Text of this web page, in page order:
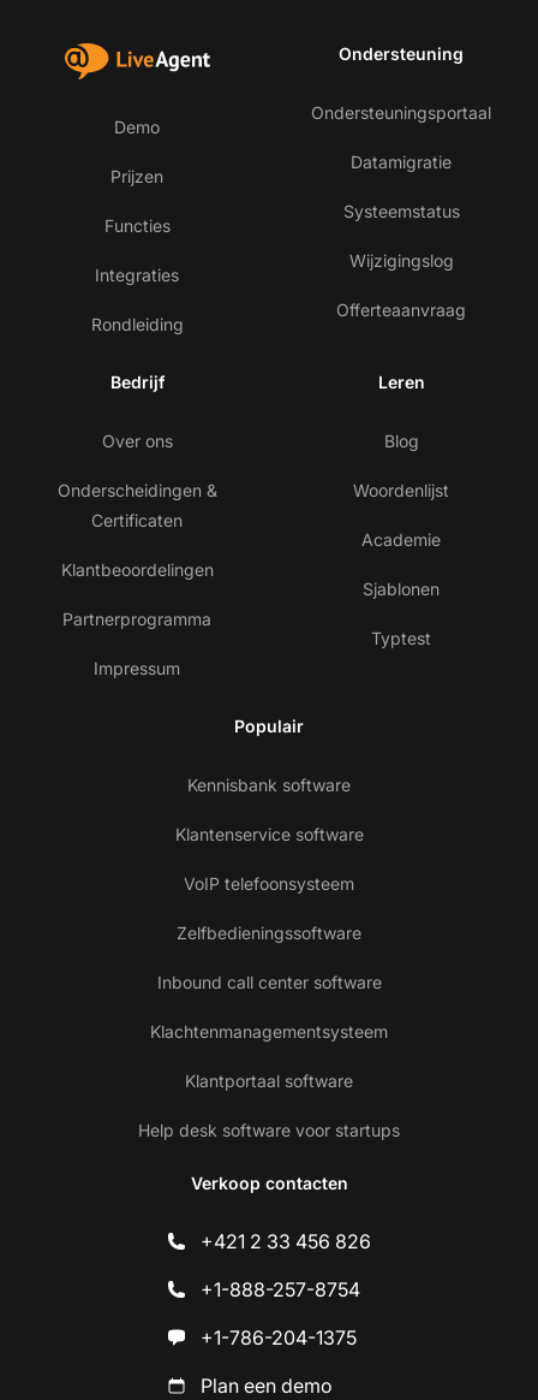
Demo
Prijzen
Functies
Integraties
Rondleiding
Ondersteuning
Ondersteuningsportaal
Datamigratie
Systeemstatus
Wijzigingslog
Offerteaanvraag
Bedrijf
Over ons
Onderscheidingen &
Certificaten
Klantbeoordelingen
Partnerprogramma
Impressum
Leren
Blog
Woordenlijst
Academie
Sjablonen
Typtest
Populair
Kennisbank software
Klantenservice software
VoIP telefoonsysteem
Zelfbedieningssoftware
Inbound call center software
Klachtenmanagementsysteem
Klantportaal software
Help desk software voor startups
Verkoop contacten
+421 2 33 456 826
+1-888-257-8754
+1-786-204-1375
Plan een demo